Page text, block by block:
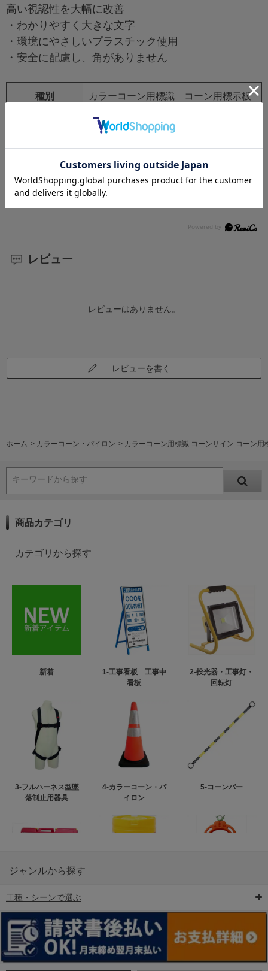
高い視認性を大幅に改善
・わかりやすく大きな文字
・環境にやさしいプラスチック使用
・安全に配慮し、角がありません
種別
カラーコーン用標識 コーン用標示板
KF-406
オレンジ高輝度反射
材質 プラスチック製
レビュー
レビューはありません。
レビューを書く
ホーム > カラーコーン・パイロン > カラーコーン用標識 コーンサイン コーン用
キーワードから探す
商品カテゴリ
カテゴリから探す
新着
1-工事看板 工事中
看板
2-投光器・工事灯・
回転灯
3-フルハーネス型墜
落制止用器具
4-カラーコーン・パ
イロン
5-コーンバー
6-矢印板/LED矢印板
ンス
ジャンルから探す
工種・シーンで選ぶ